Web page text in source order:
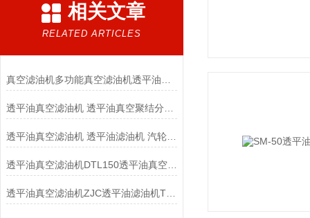
相关文章
RELATED ARTICLES
透平油真空滤油机 透平油滤油机 汽轮机透平油滤油机
透平油真空滤油机DTL150透平油真空滤油机透平油真空滤油机
透平油真空滤油机ZJC透平油滤油机TY型透平油真空滤油机